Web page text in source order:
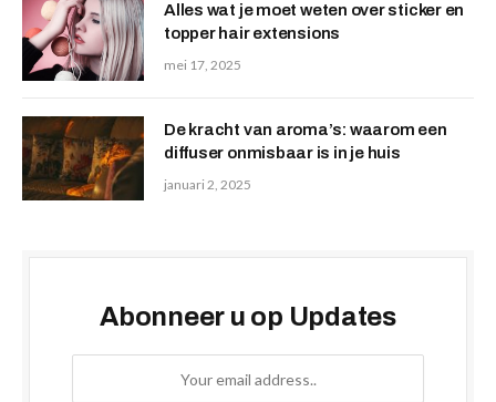
Alles wat je moet weten over sticker en
topper hair extensions
mei 17, 2025
De kracht van aroma’s: waarom een
diffuser onmisbaar is in je huis
januari 2, 2025
Abonneer u op Updates